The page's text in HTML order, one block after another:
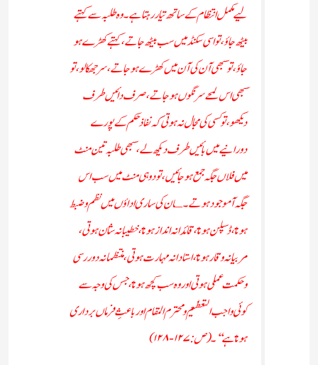
لیے مکمل انتظام کے ساتھ تیار رہتا ہے۔ وہ طلبہ سے کہتے
بیٹھ جاؤ ،تو اسی سکنڈ میں سب بیٹھ جاتے ، کہتے کھڑے ہو
جاؤ، تو سبھی آن کی آن میں کھڑے ہو جاتے ،سر جھکالو،تو
سبھی اس لمحے سرنگوں ہو جاتے ، صرف دائیں طرف
دیکھو، تو کسی کی مجال نہ ہوتی کہ نفاذ حکم کے پورے
دورانیے میں بائیں طرف دیکھ لے، سبھی طلبہ تین منٹ
میں فلاں جگہ جمع ہو جائیں، تو دو ہی منٹ میں سب اس
جگہ آ موجود ہوتے۔ ـان کی ساری اداؤں میں نظم و ضبط
ہوتا ، ڈسپلن ہوتا ، قائدانہ انداز ہوتا ، خطیبانہ شان ہوتی ،
مربیانہ وقار ہوتا ، استادانہ مہارت ہوتی ،منتظمانہ دوررسی
وحکمت عملی ہوتی اور وہ سب کچھ ہوتا، جس کی وجہ سے
کوئی واجب التعظيم ومحترم المقام اور باعثِ فرماں برداری
ہوتا ہے ‘‘۔(ص:۱۲۷-۱۲۸)